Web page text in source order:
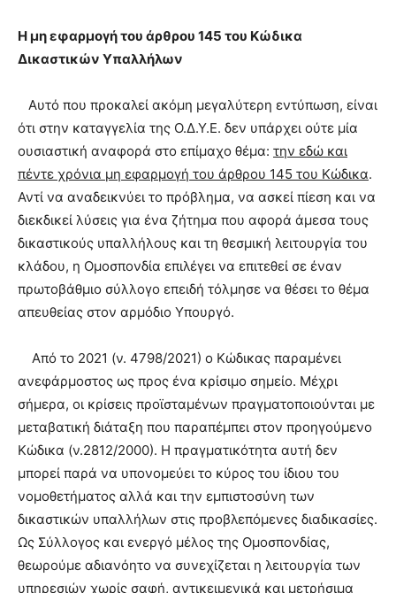
Η μη εφαρμογή του άρθρου 145 του Κώδικα
Δικαστικών Υπαλλήλων
Αυτό που προκαλεί ακόμη μεγαλύτερη εντύπωση, είναι
ότι στην καταγγελία της Ο.Δ.Υ.Ε. δεν υπάρχει ούτε μία
ουσιαστική αναφορά στο επίμαχο θέμα: την εδώ και
πέντε χρόνια μη εφαρμογή του άρθρου 145 του Κώδικα.
Αντί να αναδεικνύει το πρόβλημα, να ασκεί πίεση και να
διεκδικεί λύσεις για ένα ζήτημα που αφορά άμεσα τους
δικαστικούς υπαλλήλους και τη θεσμική λειτουργία του
κλάδου, η Ομοσπονδία επιλέγει να επιτεθεί σε έναν
πρωτοβάθμιο σύλλογο επειδή τόλμησε να θέσει το θέμα
απευθείας στον αρμόδιο Υπουργό.
Από το 2021 (ν. 4798/2021) ο Κώδικας παραμένει
ανεφάρμοστος ως προς ένα κρίσιμο σημείο. Μέχρι
σήμερα, οι κρίσεις προϊσταμένων πραγματοποιούνται με
μεταβατική διάταξη που παραπέμπει στον προηγούμενο
Κώδικα (ν.2812/2000). Η πραγματικότητα αυτή δεν
μπορεί παρά να υπονομεύει το κύρος του ίδιου του
νομοθετήματος αλλά και την εμπιστοσύνη των
δικαστικών υπαλλήλων στις προβλεπόμενες διαδικασίες.
Ως Σύλλογος και ενεργό μέλος της Ομοσπονδίας,
θεωρούμε αδιανόητο να συνεχίζεται η λειτουργία των
υπηρεσιών χωρίς σαφή, αντικειμενικά και μετρήσιμα